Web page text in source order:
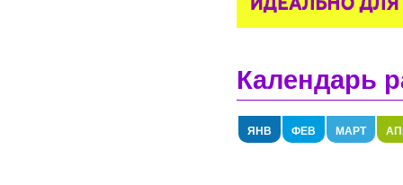
Календарь
ЯНВ ФЕВ МАРТ